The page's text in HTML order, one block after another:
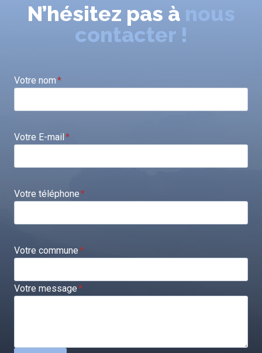
N’hésitez pas à nous
contacter !
Votre nom*
Votre E-mail *
Votre téléphone*
Votre commune*
Votre message*